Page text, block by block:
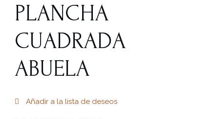
PLANCHA
CUADRADA
ABUELA
Añadir a la lista de deseos